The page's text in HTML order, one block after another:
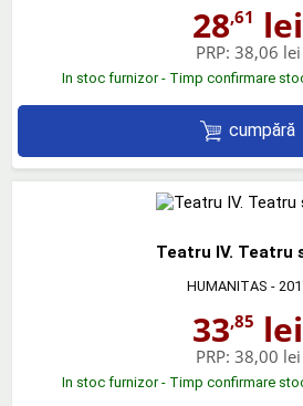
28,61 lei
PRP: 38,06 lei
In stoc furnizor - Timp confirmare
cumpără
Teatru IV. Teatru
HUMANITAS -
33,85 lei
PRP: 38,00 lei
In stoc furnizor - Timp confirmare